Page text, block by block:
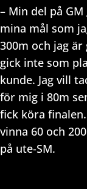
– Min del på
mina mål som
300m och jag
gick inte som
kunde. Jag vill
för mig i 80m
fick köra
vinna 60 och
på ute-SM.